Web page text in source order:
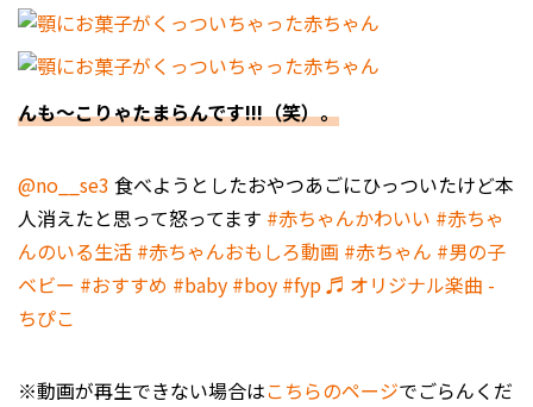
んも～こりゃたまらんです!!!（笑）。
@no__se3 食べようとしたおやつあごにひっついたけど本
人消えたと思って怒ってます #赤ちゃんかわいい #赤ちゃ
んのいる生活 #赤ちゃんおもしろ動画 #赤ちゃん #男の子
ベビー #おすすめ #baby #boy #fyp♬ オリジナル楽曲 -
ちぴこ
※動画が再生できない場合はこちらのページでごらんくだ